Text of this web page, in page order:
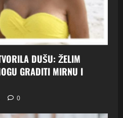
DUŠU: ŽELIM
GRADITI MIRNU I
0